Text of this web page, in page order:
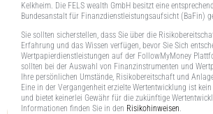
Kelkheim. Die FELS wealth GmbH besitzt eine
Bundesanstalt für Finanzdienstleistungsaufsicht (BaFin)
Sie sollten sicherstellen, dass Sie über die
Erfahrung und das Wissen verfügen, bevor Sie Sich
Wertpapierdienstleistungen auf der FollowMyMoney
sollten bei der Auswahl von Finanzinstrumenten und
Ihre persönlichen Umstände, Risikobereitschaft und
Eine in der Vergangenheit erzielte Wertentwicklung ist
und bietet keinerlei Gewähr für die zukünftige
Informationen finden Sie in den Risikohinweisen